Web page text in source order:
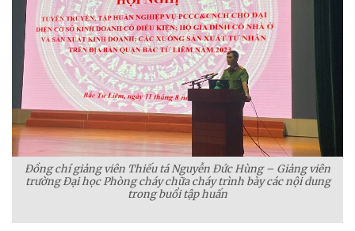
Đồng chí giảng viên Thiếu tá Nguyễn Đức Hùng – Giảng viên
trường Đại học Phòng cháy chữa cháy trình bày các nội dung
trong buổi tập huấn